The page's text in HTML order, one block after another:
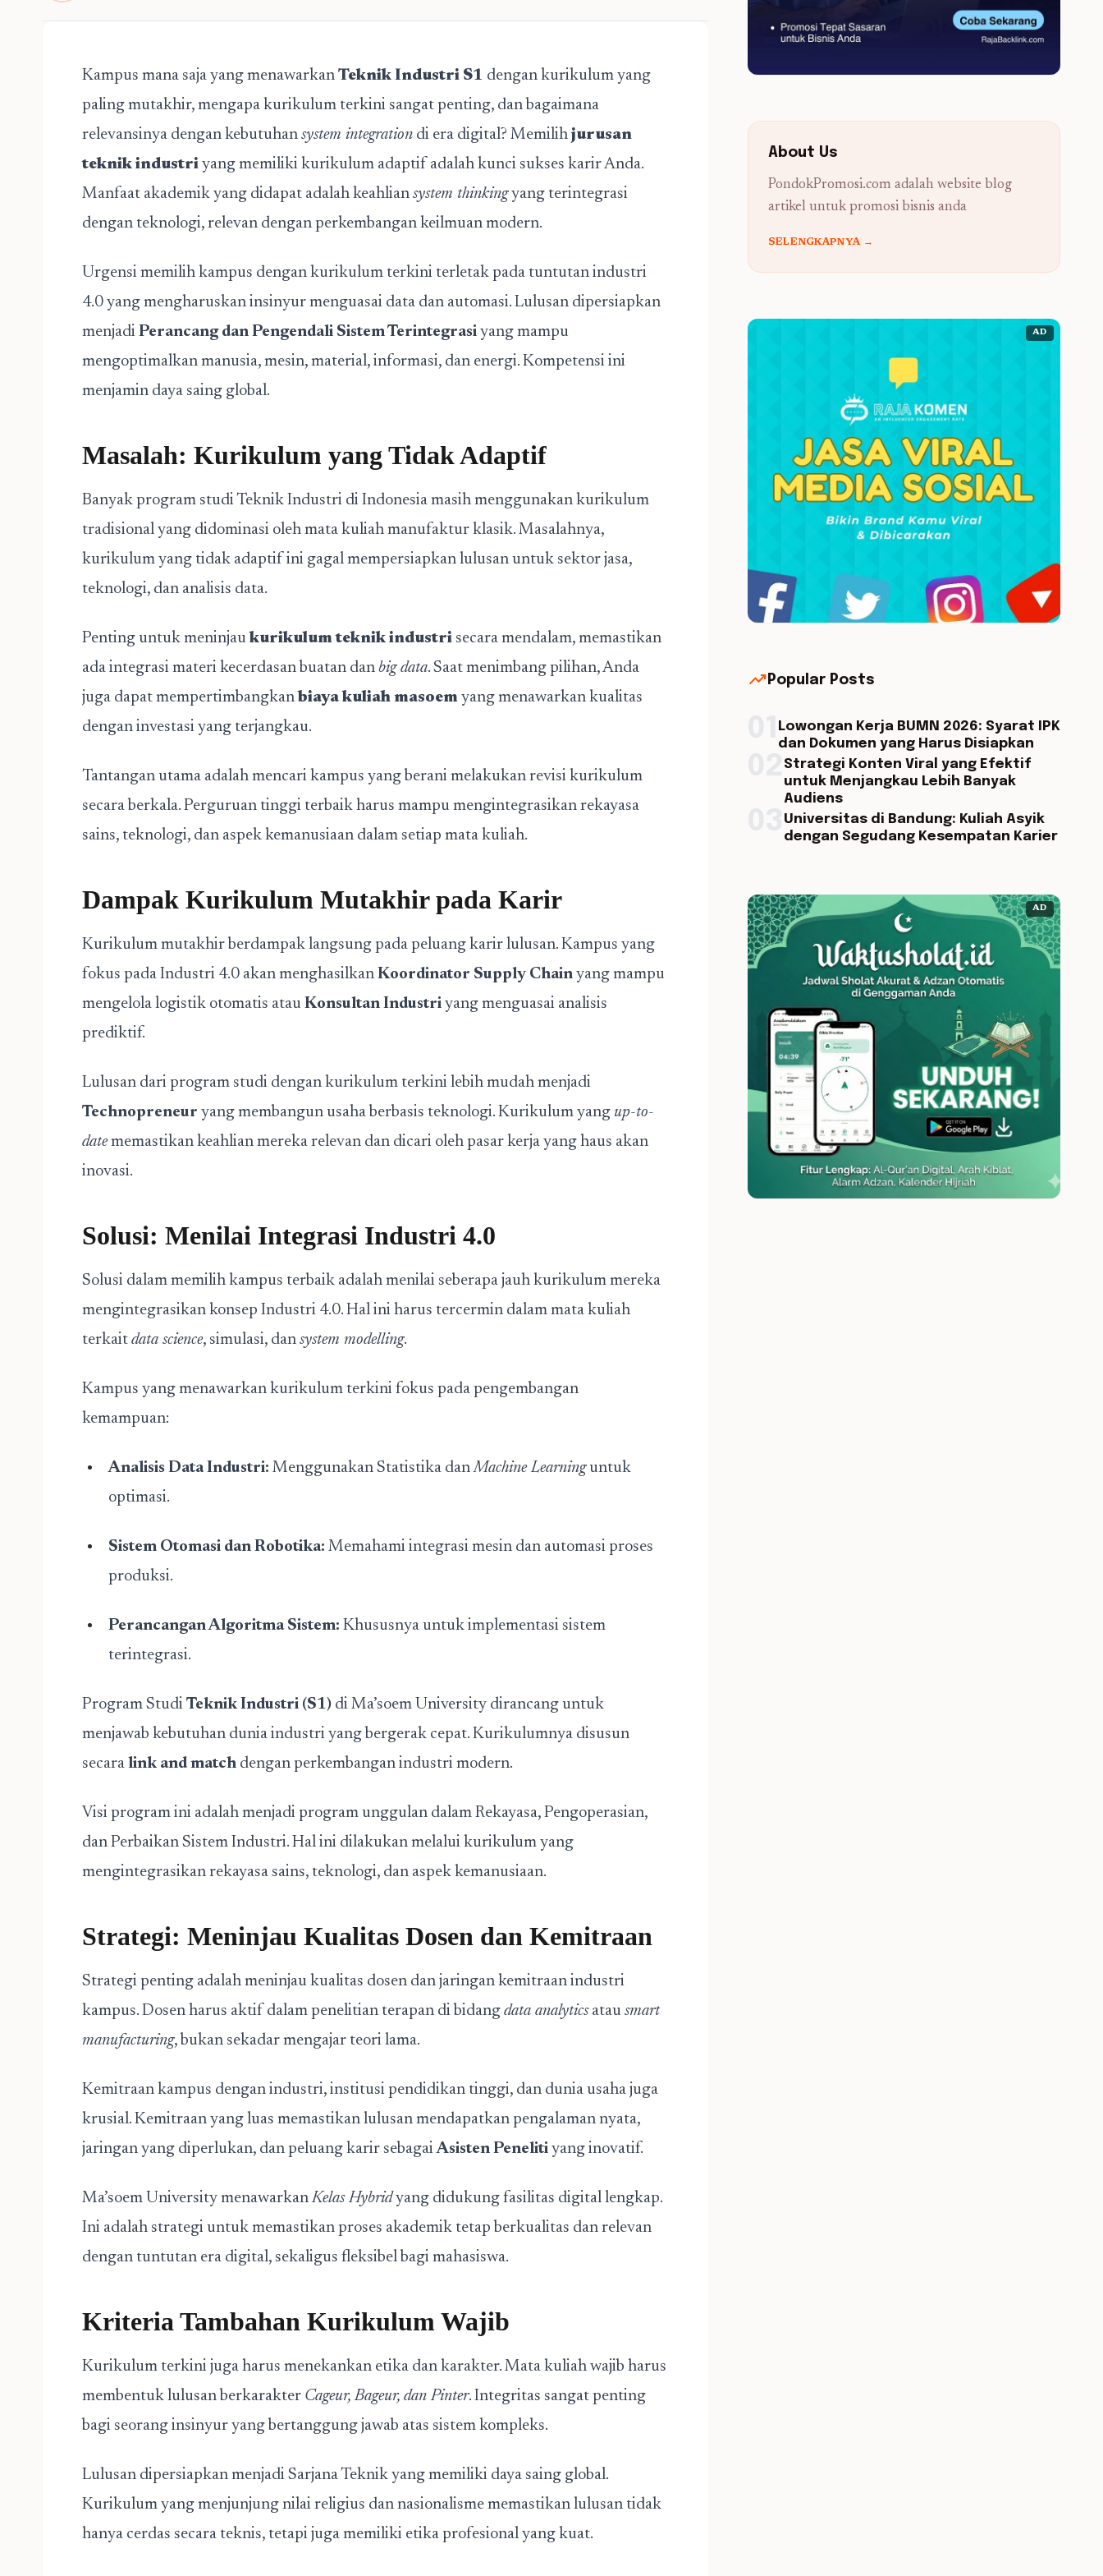
Kampus mana saja yang menawarkan Teknik Industri S1 dengan kurikulum yang
paling mutakhir, mengapa kurikulum terkini sangat penting, dan bagaimana
relevansinya dengan kebutuhan system integration di era digital? Memilih jurusan
teknik industri yang memiliki kurikulum adaptif adalah kunci sukses karir Anda.
Manfaat akademik yang didapat adalah keahlian system thinkingyang terintegrasi
dengan teknologi, relevan dengan perkembangan keilmuan modern.
Urgensi memilih kampus dengan kurikulum terkini terletak pada tuntutan industri
4.0 yang mengharuskan insinyur menguasai data dan automasi. Lulusan dipersiapkan
menjadi Perancang dan Pengendali Sistem Terintegrasi yang mampu
mengoptimalkan manusia, mesin, material, informasi, dan energi. Kompetensi ini
menjamin daya saing global.
Masalah: Kurikulum yang Tidak Adaptif
Banyak program studi Teknik Industri di Indonesia masih menggunakan kurikulum
tradisional yang didominasi oleh mata kuliah manufaktur klasik. Masalahnya,
kurikulum yang tidak adaptif ini gagal mempersiapkan lulusan untuk sektor jasa,
teknologi, dan analisis data.
Penting untuk meninjau kurikulum teknik industri secara mendalam, memastikan
ada integrasi materi kecerdasan buatan dan big data. Saat menimbang pilihan, Anda
juga dapat mempertimbangkan biaya kuliah masoem yang menawarkan kualitas
dengan investasi yang terjangkau.
Tantangan utama adalah mencari kampus yang berani melakukan revisi kurikulum
secara berkala. Perguruan tinggi terbaik harus mampu mengintegrasikan rekayasa
sains, teknologi, dan aspek kemanusiaan dalam setiap mata kuliah.
Dampak Kurikulum Mutakhir pada Karir
Kurikulum mutakhir berdampak langsung pada peluang karir lulusan. Kampus yang
fokus pada Industri 4.0 akan menghasilkan Koordinator Supply Chain yang mampu
mengelola logistik otomatis atau Konsultan Industri yang menguasai analisis
prediktif.
Lulusan dari program studi dengan kurikulum terkini lebih mudah menjadi
Technopreneur yang membangun usaha berbasis teknologi. Kurikulum yang up-to-
datememastikan keahlian mereka relevan dan dicari oleh pasar kerja yang haus akan
inovasi.
Solusi: Menilai Integrasi Industri 4.0
Solusi dalam memilih kampus terbaik adalah menilai seberapa jauh kurikulum mereka
mengintegrasikan konsep Industri 4.0. Hal ini harus tercermin dalam mata kuliah
terkait data science, simulasi, dan system modelling.
Kampus yang menawarkan kurikulum terkini fokus pada pengembangan
kemampuan:
Analisis Data Industri: Menggunakan Statistika danMachine Learninguntuk
optimasi.
Sistem Otomasi dan Robotika: Memahami integrasi mesin dan automasi proses
produksi.
Perancangan Algoritma Sistem: Khususnya untuk implementasi sistem
terintegrasi.
Program Studi Teknik Industri (S1) di Ma’soem University dirancang untuk
menjawab kebutuhan dunia industri yang bergerak cepat. Kurikulumnya disusun
secara link and match dengan perkembangan industri modern.
Visi program ini adalah menjadi program unggulan dalam Rekayasa, Pengoperasian,
dan Perbaikan Sistem Industri. Hal ini dilakukan melalui kurikulum yang
mengintegrasikan rekayasa sains, teknologi, dan aspek kemanusiaan.
Strategi: Meninjau Kualitas Dosen dan Kemitraan
Strategi penting adalah meninjau kualitas dosen dan jaringan kemitraan industri
kampus. Dosen harus aktif dalam penelitian terapan di bidang data analyticsatau smart
manufacturing, bukan sekadar mengajar teori lama.
Kemitraan kampus dengan industri, institusi pendidikan tinggi, dan dunia usaha juga
krusial. Kemitraan yang luas memastikan lulusan mendapatkan pengalaman nyata,
jaringan yang diperlukan, dan peluang karir sebagaiAsisten Peneliti yang inovatif.
Ma’soem University menawarkanKelas Hybridyang didukung fasilitas digital lengkap.
Ini adalah strategi untuk memastikan proses akademik tetap berkualitas dan relevan
dengan tuntutan era digital, sekaligus fleksibel bagi mahasiswa.
Kriteria Tambahan Kurikulum Wajib
Kurikulum terkini juga harus menekankan etika dan karakter. Mata kuliah wajib harus
membentuk lulusan berkarakter Cageur, Bageur, dan Pinter. Integritas sangat penting
bagi seorang insinyur yang bertanggung jawab atas sistem kompleks.
Lulusan dipersiapkan menjadi Sarjana Teknik yang memiliki daya saing global.
Kurikulum yang menjunjung nilai religius dan nasionalisme memastikan lulusan tidak
hanya cerdas secara teknis, tetapi juga memiliki etika profesional yang kuat.
About Us
PondokPromosi.com adalah website blog
artikel untuk promosi bisnis anda
SELENGKAPNYA →
AD
trending_up Popular Posts
Lowongan Kerja BUMN 2026: Syarat IPK
dan Dokumen yang Harus Disiapkan
Strategi Konten Viral yang Efektif
untuk Menjangkau Lebih Banyak
Audiens
Universitas di Bandung: Kuliah Asyik
dengan Segudang Kesempatan Karier
AD